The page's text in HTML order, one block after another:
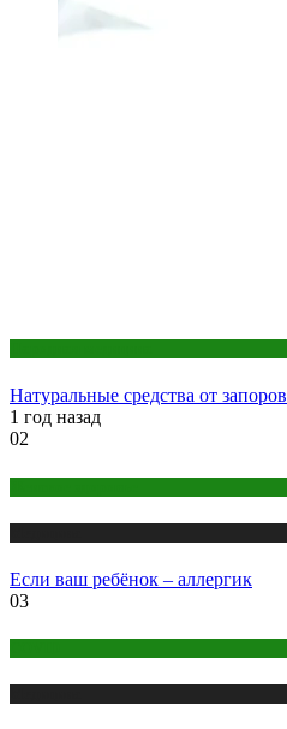
Натуральные средства от запоров
1 год назад
02
Если ваш ребёнок – аллергик
03